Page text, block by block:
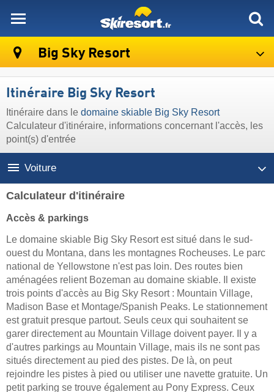
Big Sky Resort
Itinéraire Big Sky Resort
Itinéraire dans le domaine skiable Big Sky Resort
Calculateur d'itinéraire, informations concernant l'accès, les
point(s) d'entrée
Voiture
Calculateur d'itinéraire
Accès & parkings
Le domaine skiable Big Sky Resort est situé dans le sud-
ouest du Montana, dans les montagnes Rocheuses. Le parc
national de Yellowstone n'est pas loin. Des routes bien
aménagées relient Bozeman au domaine skiable. Il existe
trois points d'accès au Big Sky Resort : Mountain Village,
Madison Base et Montage/Spanish Peaks. Le stationnement
est gratuit presque partout. Seuls ceux qui souhaitent se
garer directement au Mountain Village doivent payer. Il y a
d'autres parkings au Mountain Village, mais ils ne sont pas
situés directement au pied des pistes. De là, on peut
rejoindre les pistes à pied ou utiliser une navette gratuite. Un
petit parking se trouve également au Pony Express. Ceux